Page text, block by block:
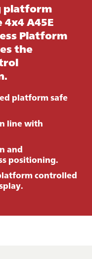
platform
A45E
Platform
the
platform safe
line with
and
positioning.
controlled